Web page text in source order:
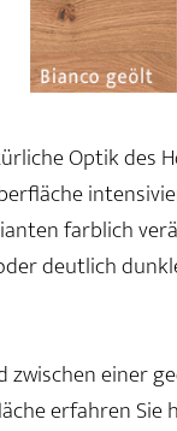
Optik des
farblich
deutlich
zwischen einer
erfahren Sie